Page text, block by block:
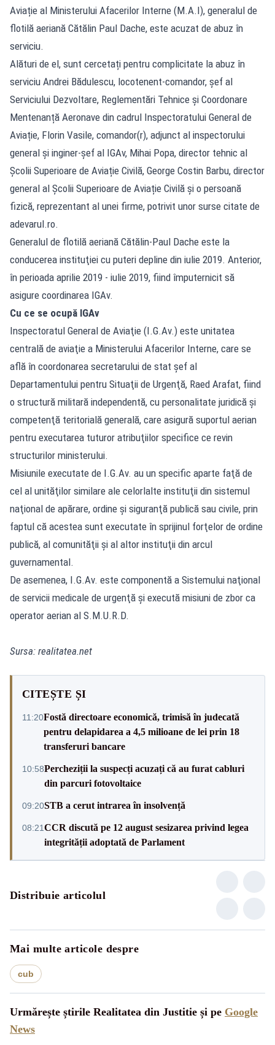
Aviație al Ministerului Afacerilor Interne (M.A.I), generalul de
flotilă aeriană Cătălin Paul Dache, este acuzat de abuz în
serviciu.
Alături de el, sunt cercetați pentru complicitate la abuz în
serviciu Andrei Bădulescu, locotenent-comandor, șef al
Serviciului Dezvoltare, Reglementări Tehnice și Coordonare
Mentenanță Aeronave din cadrul Inspectoratului General de
Aviație, Florin Vasile, comandor(r), adjunct al inspectorului
general și inginer-șef al IGAv, Mihai Popa, director tehnic al
Școlii Superioare de Aviație Civilă, George Costin Barbu, director
general al Școlii Superioare de Aviație Civilă și o persoană
fizică, reprezentant al unei firme, potrivit unor surse citate de
adevarul.ro.
Generalul de flotilă aeriană Cătălin-Paul Dache este la
conducerea instituţiei cu puteri depline din iulie 2019. Anterior,
în perioada aprilie 2019 - iulie 2019, fiind împuternicit să
asigure coordinarea IGAv.
Cu ce se ocupă IGAv
Inspectoratul General de Aviaţie (I.G.Av.) este unitatea
centrală de aviaţie a Ministerului Afacerilor Interne, care se
află în coordonarea secretarului de stat şef al
Departamentului pentru Situaţii de Urgenţă, Raed Arafat, fiind
o structură militară independentă, cu personalitate juridică şi
competenţă teritorială generală, care asigură suportul aerian
pentru executarea tuturor atribuţiilor specifice ce revin
structurilor ministerului.
Misiunile executate de I.G.Av. au un specific aparte faţă de
cel al unităţilor similare ale celorlalte instituţii din sistemul
naţional de apărare, ordine şi siguranţă publică sau civile, prin
faptul că acestea sunt executate în sprijinul forţelor de ordine
publică, al comunităţii şi al altor instituţii din arcul
guvernamental.
De asemenea, I.G.Av. este componentă a Sistemului naţional
de servicii medicale de urgenţă şi execută misiuni de zbor ca
operator aerian al S.M.U.R.D.
Sursa: realitatea.net
CITEȘTE ȘI
11:20Fostă directoare economică, trimisă în judecată
pentru delapidarea a 4,5 milioane de lei prin 18
transferuri bancare
10:58Percheziții la suspecți acuzați că au furat cabluri
din parcuri fotovoltaice
09:20STB a cerut intrarea în insolvență
08:21CCR discută pe 12 august sesizarea privind legea
integrității adoptată de Parlament
Distribuie articolul
Mai multe articole despre
cub
Urmărește știrile Realitatea din Justitie și pe Google
News